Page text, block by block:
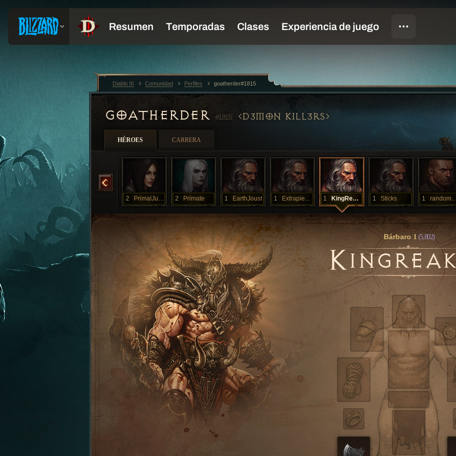
GOATHERDER #1815 D3MON KILL3RS
HÉROES CARRERA
MoarPrimals 2 PrimalJunkie 2 Primate 1 EarthJoust 1 Extrapieces 1 KingReakor 1 Sticks 1
Bárbaro 1 (5,802)
K
Diablo III Comunidad Perfiles goatherder#1815